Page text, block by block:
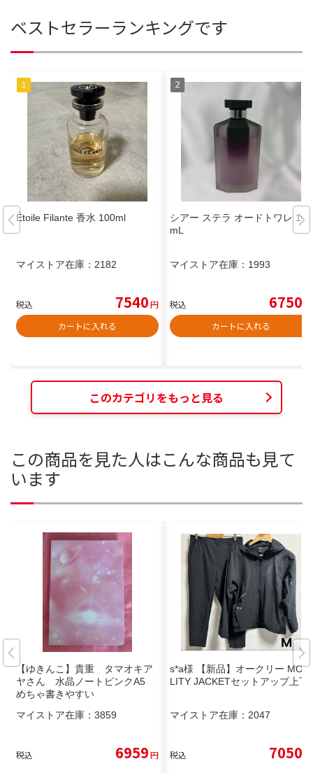
ベストセラーランキングです
Étoile Filante 香水 100ml
マイストア在庫： 2182
税込 7540円
カートに入れる
シアー ステラ オードトワレ 100
mL
マイストア在庫： 1993
税込 6750
カートに入れる
このカテゴリをもっと見る
この商品を見た人はこんな商品も見て
います
【ゆきんこ】貴重 タマオキア
ヤさん 水晶ノートピンクA5
めちゃ書きやすい
マイストア在庫： 3859
税込 6959円
s*a様 【新品】オークリー MOBI
LITY JACKETセットアップ上下
マイストア在庫： 2047
税込 7050